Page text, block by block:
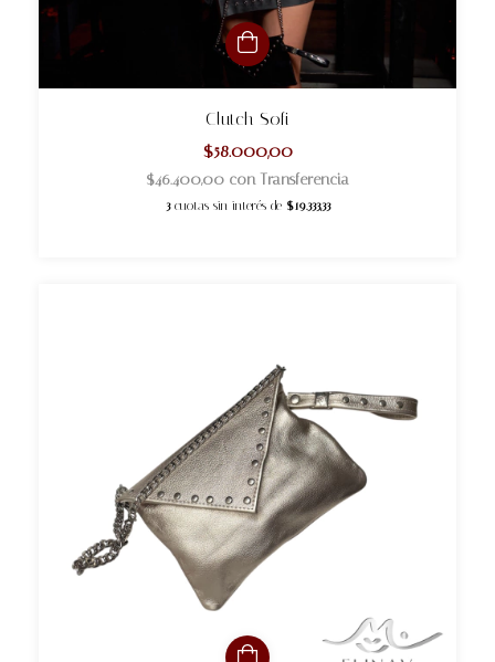
Clutch Sofi
$58.000,00
$46.400,00 con Transferencia
3 cuotas sin interés de $19.333,33